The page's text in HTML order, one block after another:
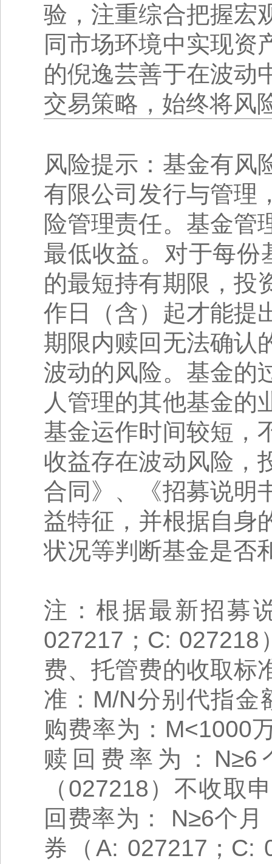
验，注重综合把握宏
同市场环境中实现资
的倪逸芸善于在波动
交易策略，始终将风
风险提示：基金有风
有限公司发行与管理
险管理责任。基金管
最低收益。对于每份
的最短持有期限，投
作日（含）起才能提
期限内赎回无法确认
波动的风险。基金的
人管理的其他基金的
基金运作时间较短，
收益存在波动风险，
合同》、《招募说明
益特征，并根据自身
状况等判断基金是否
注：根据最新招募
027217；C:
费、托管费的收取标
准：M/N分别代指金
购费率为：M<1000
赎回费率为：
（027218）不收取
回费率为： N≥6个
券（A: 027217；